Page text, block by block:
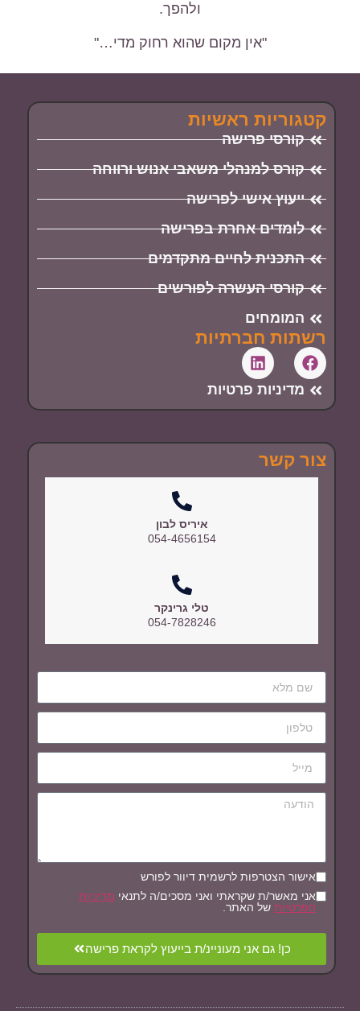
ולהפך.
"אין מקום שהוא רחוק מדי…"
קטגוריות ראשיות
קורסי פרישה
קורס למנהלי משאבי אנוש ורווחה
ייעוץ אישי לפרישה
לומדים אחרת בפרישה
התכנית לחיים מתקדמים
קורסי העשרה לפורשים
המומחים
רשתות חברתיות
מדיניות פרטיות
צור קשר
איריס לבון
054-4656154
טלי גרינקר
054-7828246
אישור הצטרפות לרשמית דיוור לפורש
אני מאשר/ת שקראתי ואני מסכים/ה לתנאי מדיניות
הפרטיות של האתר.
כן! גם אני מעוניינ/ת בייעוץ לקראת פרישה